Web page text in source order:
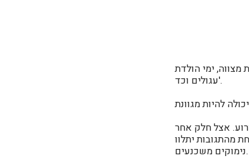
ימי הולדת
עגולים וכד'.
אצל חלק אחר
מהתגובות יתלוו
נימוקים משכנעים.